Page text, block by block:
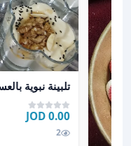
عرض تفاصيل
تلبينة نبوية
0.00 JOD
2